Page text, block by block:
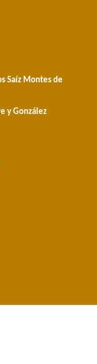
Saíz Montes de
y González